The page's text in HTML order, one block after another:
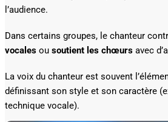
l’audience.
Dans certains groupes, le chanteur
vocales ou soutient les chœurs avec
La voix du chanteur est souvent
définissant son style et son caractère
technique vocale).